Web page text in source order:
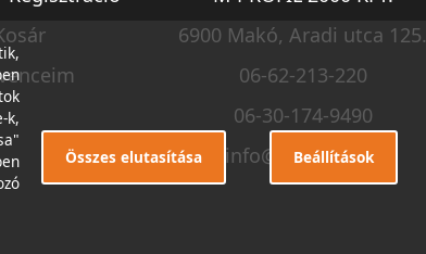
6900 Makó, Aradi utca 125.
06-62-213-220
06-30-174-9490
info@m-profil.hu
k,
Összes elutasítása Beállítások